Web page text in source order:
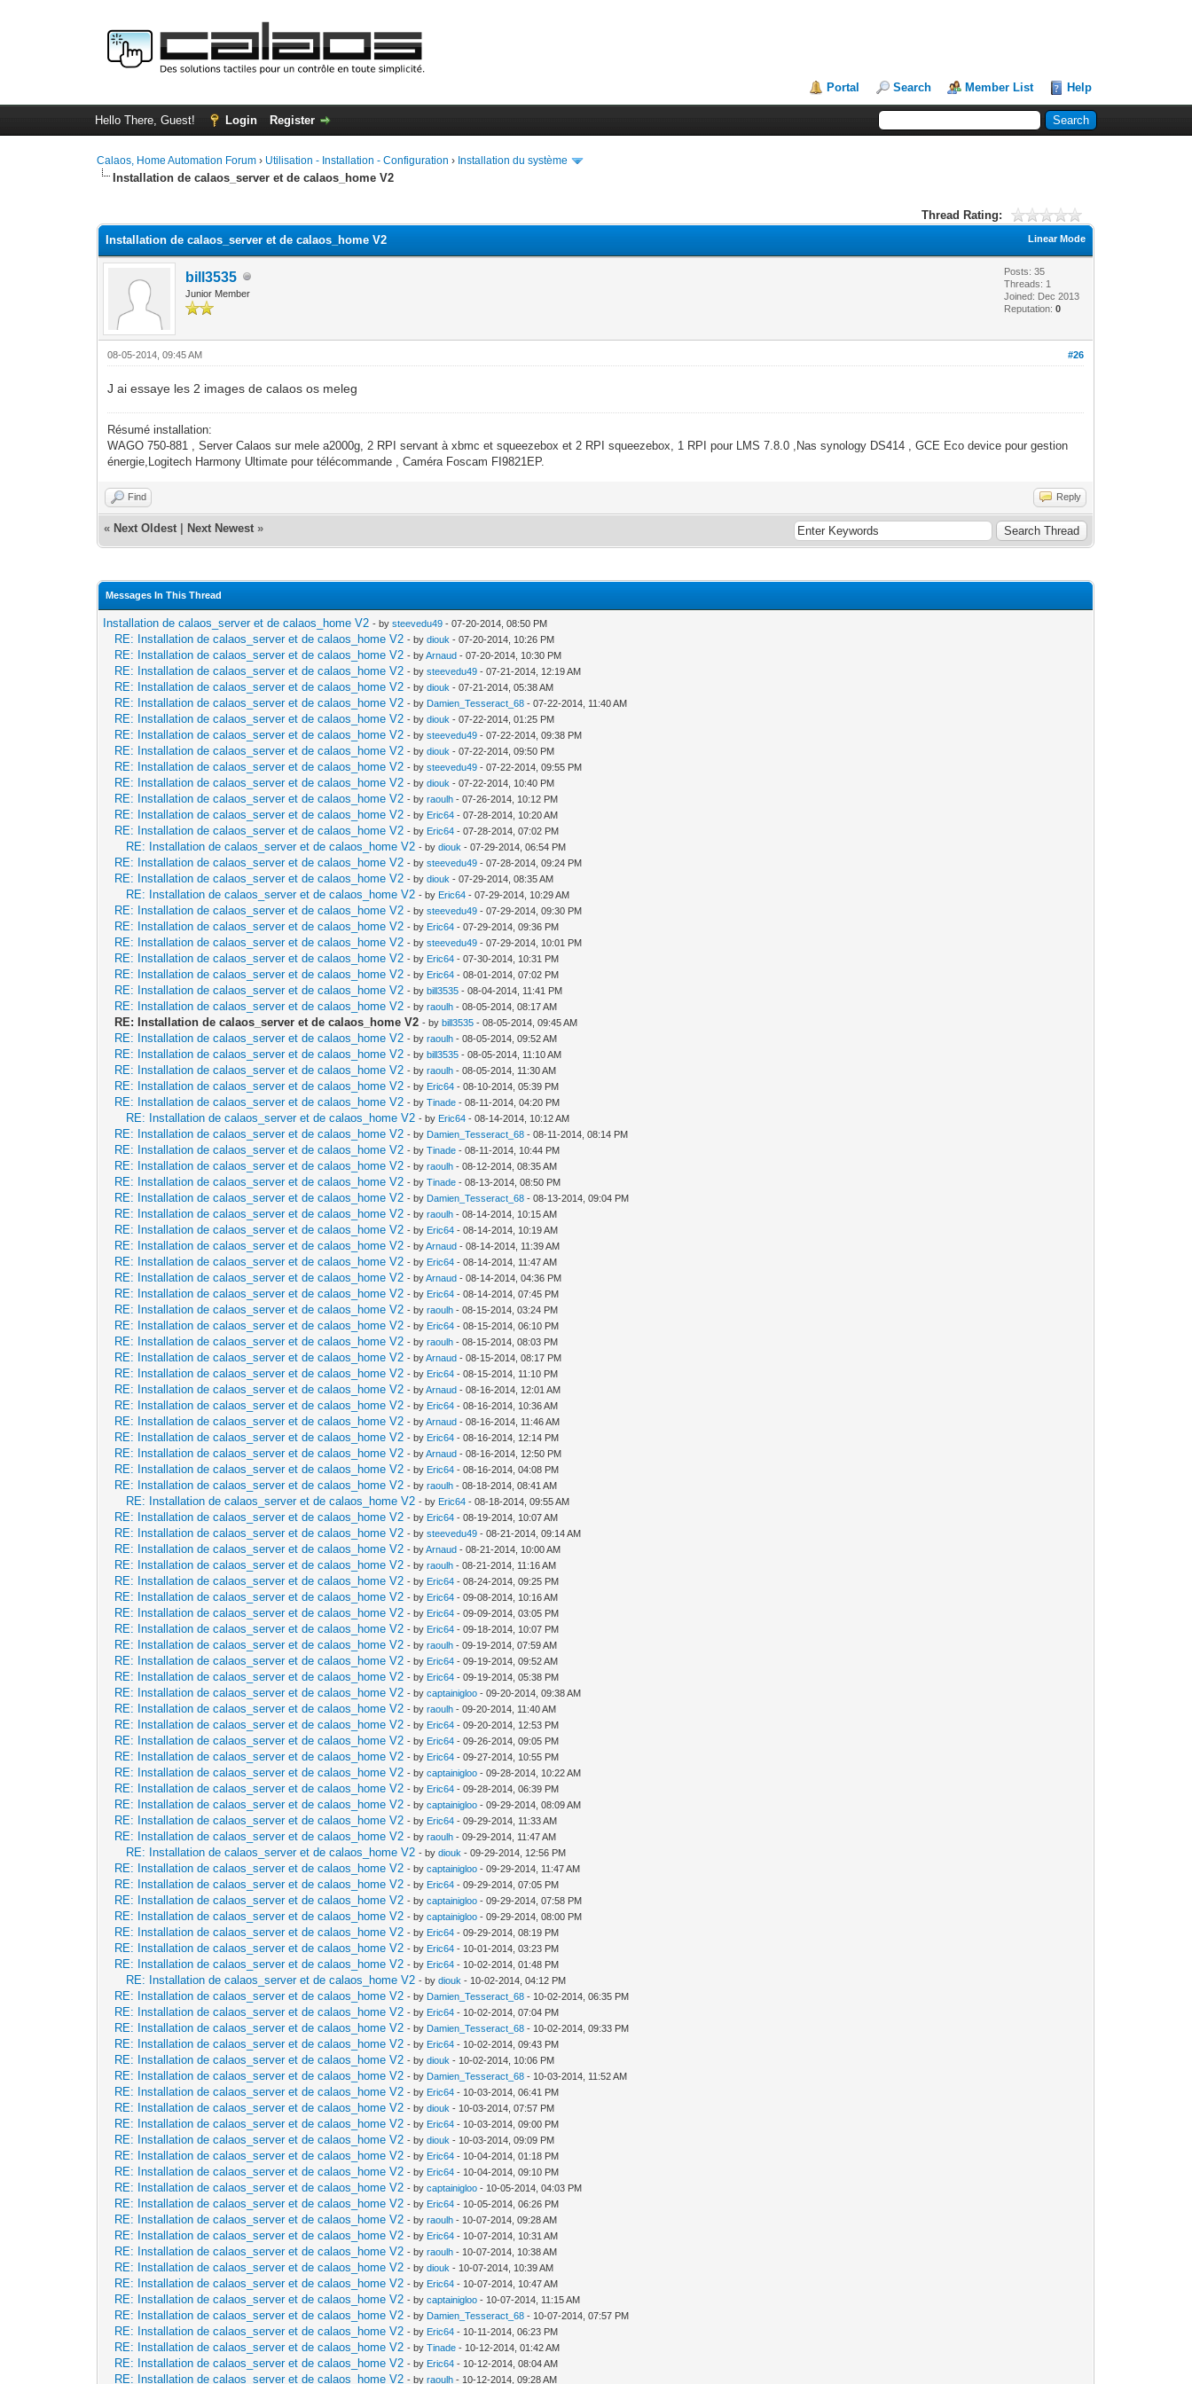
Portal Search Member List Help
Hello There, Guest! Login Register
Calaos, Home Automation Forum › Utilisation - Installation - Configuration › Installation du système
Installation de calaos_server et de calaos_home V2
Thread Rating:
Linear Mode
Installation de calaos_server et de calaos_home V2
bill3535
Junior Member
Posts: 35
Threads: 1
Joined: Dec 2013
Reputation:0
#26
08-05-2014, 09:45 AM
J ai essaye les 2 images de calaos os meleg
Résumé installation:
WAGO 750-881 , Server Calaos sur mele a2000g, 2 RPI servant à xbmc et squeezebox et 2 RPI squeezebox, 1 RPI pour LMS 7.8.0 ,Nas synology DS414 , GCE Eco device pour gestion
énergie,Logitech Harmony Ultimate pour télécommande , Caméra Foscam FI9821EP.
Find Reply
« Next Oldest Next Newest »
Messages In This Thread
Installation de calaos_server et de calaos_home V2 - bysteevedu49 - 07-20-2014, 08:50 PM
RE: Installation de calaos_server et de calaos_home V2 - bydiouk - 07-20-2014, 10:26 PM
RE: Installation de calaos_server et de calaos_home V2 - byArnaud - 07-20-2014, 10:30 PM
RE: Installation de calaos_server et de calaos_home V2 - bysteevedu49 - 07-21-2014, 12:19 AM
RE: Installation de calaos_server et de calaos_home V2 - bydiouk - 07-21-2014, 05:38 AM
RE: Installation de calaos_server et de calaos_home V2 - by Damien_Tesseract_68 - 07-22-2014, 11:40 AM
RE: Installation de calaos_server et de calaos_home V2 - bydiouk - 07-22-2014, 01:25 PM
RE: Installation de calaos_server et de calaos_home V2 - bysteevedu49 - 07-22-2014, 09:38 PM
RE: Installation de calaos_server et de calaos_home V2 - bydiouk - 07-22-2014, 09:50 PM
RE: Installation de calaos_server et de calaos_home V2 - bysteevedu49 - 07-22-2014, 09:55 PM
RE: Installation de calaos_server et de calaos_home V2 - bydiouk - 07-22-2014, 10:40 PM
RE: Installation de calaos_server et de calaos_home V2 - byraoulh - 07-26-2014, 10:12 PM
RE: Installation de calaos_server et de calaos_home V2 - by Eric64 - 07-28-2014, 10:20 AM
RE: Installation de calaos_server et de calaos_home V2 - by Eric64 - 07-28-2014, 07:02 PM
RE: Installation de calaos_server et de calaos_home V2 - bydiouk - 07-29-2014, 06:54 PM
RE: Installation de calaos_server et de calaos_home V2 - bysteevedu49 - 07-28-2014, 09:24 PM
RE: Installation de calaos_server et de calaos_home V2 - bydiouk - 07-29-2014, 08:35 AM
RE: Installation de calaos_server et de calaos_home V2 - by Eric64 - 07-29-2014, 10:29 AM
RE: Installation de calaos_server et de calaos_home V2 - bysteevedu49 - 07-29-2014, 09:30 PM
RE: Installation de calaos_server et de calaos_home V2 - by Eric64 - 07-29-2014, 09:36 PM
RE: Installation de calaos_server et de calaos_home V2 - bysteevedu49 - 07-29-2014, 10:01 PM
RE: Installation de calaos_server et de calaos_home V2 - by Eric64 - 07-30-2014, 10:31 PM
RE: Installation de calaos_server et de calaos_home V2 - by Eric64 - 08-01-2014, 07:02 PM
RE: Installation de calaos_server et de calaos_home V2 - bybill3535 - 08-04-2014, 11:41 PM
RE: Installation de calaos_server et de calaos_home V2 - byraoulh - 08-05-2014, 08:17 AM
RE: Installation de calaos_server et de calaos_home V2 - bybill3535 - 08-05-2014, 09:45 AM
RE: Installation de calaos_server et de calaos_home V2 - byraoulh - 08-05-2014, 09:52 AM
RE: Installation de calaos_server et de calaos_home V2 - bybill3535 - 08-05-2014, 11:10 AM
RE: Installation de calaos_server et de calaos_home V2 - byraoulh - 08-05-2014, 11:30 AM
RE: Installation de calaos_server et de calaos_home V2 - by Eric64 - 08-10-2014, 05:39 PM
RE: Installation de calaos_server et de calaos_home V2 - byTinade - 08-11-2014, 04:20 PM
RE: Installation de calaos_server et de calaos_home V2 - by Eric64 - 08-14-2014, 10:12 AM
RE: Installation de calaos_server et de calaos_home V2 - by Damien_Tesseract_68 - 08-11-2014, 08:14 PM
RE: Installation de calaos_server et de calaos_home V2 - byTinade - 08-11-2014, 10:44 PM
RE: Installation de calaos_server et de calaos_home V2 - byraoulh - 08-12-2014, 08:35 AM
RE: Installation de calaos_server et de calaos_home V2 - byTinade - 08-13-2014, 08:50 PM
RE: Installation de calaos_server et de calaos_home V2 - by Damien_Tesseract_68 - 08-13-2014, 09:04 PM
RE: Installation de calaos_server et de calaos_home V2 - byraoulh - 08-14-2014, 10:15 AM
RE: Installation de calaos_server et de calaos_home V2 - by Eric64 - 08-14-2014, 10:19 AM
RE: Installation de calaos_server et de calaos_home V2 - byArnaud - 08-14-2014, 11:39 AM
RE: Installation de calaos_server et de calaos_home V2 - by Eric64 - 08-14-2014, 11:47 AM
RE: Installation de calaos_server et de calaos_home V2 - byArnaud - 08-14-2014, 04:36 PM
RE: Installation de calaos_server et de calaos_home V2 - by Eric64 - 08-14-2014, 07:45 PM
RE: Installation de calaos_server et de calaos_home V2 - byraoulh - 08-15-2014, 03:24 PM
RE: Installation de calaos_server et de calaos_home V2 - by Eric64 - 08-15-2014, 06:10 PM
RE: Installation de calaos_server et de calaos_home V2 - byraoulh - 08-15-2014, 08:03 PM
RE: Installation de calaos_server et de calaos_home V2 - byArnaud - 08-15-2014, 08:17 PM
RE: Installation de calaos_server et de calaos_home V2 - by Eric64 - 08-15-2014, 11:10 PM
RE: Installation de calaos_server et de calaos_home V2 - byArnaud - 08-16-2014, 12:01 AM
RE: Installation de calaos_server et de calaos_home V2 - by Eric64 - 08-16-2014, 10:36 AM
RE: Installation de calaos_server et de calaos_home V2 - byArnaud - 08-16-2014, 11:46 AM
RE: Installation de calaos_server et de calaos_home V2 - by Eric64 - 08-16-2014, 12:14 PM
RE: Installation de calaos_server et de calaos_home V2 - byArnaud - 08-16-2014, 12:50 PM
RE: Installation de calaos_server et de calaos_home V2 - by Eric64 - 08-16-2014, 04:08 PM
RE: Installation de calaos_server et de calaos_home V2 - byraoulh - 08-18-2014, 08:41 AM
RE: Installation de calaos_server et de calaos_home V2 - by Eric64 - 08-18-2014, 09:55 AM
RE: Installation de calaos_server et de calaos_home V2 - by Eric64 - 08-19-2014, 10:07 AM
RE: Installation de calaos_server et de calaos_home V2 - bysteevedu49 - 08-21-2014, 09:14 AM
RE: Installation de calaos_server et de calaos_home V2 - byArnaud - 08-21-2014, 10:00 AM
RE: Installation de calaos_server et de calaos_home V2 - byraoulh - 08-21-2014, 11:16 AM
RE: Installation de calaos_server et de calaos_home V2 - by Eric64 - 08-24-2014, 09:25 PM
RE: Installation de calaos_server et de calaos_home V2 - by Eric64 - 09-08-2014, 10:16 AM
RE: Installation de calaos_server et de calaos_home V2 - by Eric64 - 09-09-2014, 03:05 PM
RE: Installation de calaos_server et de calaos_home V2 - by Eric64 - 09-18-2014, 10:07 PM
RE: Installation de calaos_server et de calaos_home V2 - byraoulh - 09-19-2014, 07:59 AM
RE: Installation de calaos_server et de calaos_home V2 - by Eric64 - 09-19-2014, 09:52 AM
RE: Installation de calaos_server et de calaos_home V2 - by Eric64 - 09-19-2014, 05:38 PM
RE: Installation de calaos_server et de calaos_home V2 - bycaptainigloo - 09-20-2014, 09:38 AM
RE: Installation de calaos_server et de calaos_home V2 - byraoulh - 09-20-2014, 11:40 AM
RE: Installation de calaos_server et de calaos_home V2 - by Eric64 - 09-20-2014, 12:53 PM
RE: Installation de calaos_server et de calaos_home V2 - by Eric64 - 09-26-2014, 09:05 PM
RE: Installation de calaos_server et de calaos_home V2 - by Eric64 - 09-27-2014, 10:55 PM
RE: Installation de calaos_server et de calaos_home V2 - bycaptainigloo - 09-28-2014, 10:22 AM
RE: Installation de calaos_server et de calaos_home V2 - by Eric64 - 09-28-2014, 06:39 PM
RE: Installation de calaos_server et de calaos_home V2 - bycaptainigloo - 09-29-2014, 08:09 AM
RE: Installation de calaos_server et de calaos_home V2 - by Eric64 - 09-29-2014, 11:33 AM
RE: Installation de calaos_server et de calaos_home V2 - byraoulh - 09-29-2014, 11:47 AM
RE: Installation de calaos_server et de calaos_home V2 - bydiouk - 09-29-2014, 12:56 PM
RE: Installation de calaos_server et de calaos_home V2 - bycaptainigloo - 09-29-2014, 11:47 AM
RE: Installation de calaos_server et de calaos_home V2 - by Eric64 - 09-29-2014, 07:05 PM
RE: Installation de calaos_server et de calaos_home V2 - bycaptainigloo - 09-29-2014, 07:58 PM
RE: Installation de calaos_server et de calaos_home V2 - bycaptainigloo - 09-29-2014, 08:00 PM
RE: Installation de calaos_server et de calaos_home V2 - by Eric64 - 09-29-2014, 08:19 PM
RE: Installation de calaos_server et de calaos_home V2 - by Eric64 - 10-01-2014, 03:23 PM
RE: Installation de calaos_server et de calaos_home V2 - by Eric64 - 10-02-2014, 01:48 PM
RE: Installation de calaos_server et de calaos_home V2 - bydiouk - 10-02-2014, 04:12 PM
RE: Installation de calaos_server et de calaos_home V2 - by Damien_Tesseract_68 - 10-02-2014, 06:35 PM
RE: Installation de calaos_server et de calaos_home V2 - by Eric64 - 10-02-2014, 07:04 PM
RE: Installation de calaos_server et de calaos_home V2 - by Damien_Tesseract_68 - 10-02-2014, 09:33 PM
RE: Installation de calaos_server et de calaos_home V2 - by Eric64 - 10-02-2014, 09:43 PM
RE: Installation de calaos_server et de calaos_home V2 - bydiouk - 10-02-2014, 10:06 PM
RE: Installation de calaos_server et de calaos_home V2 - by Damien_Tesseract_68 - 10-03-2014, 11:52 AM
RE: Installation de calaos_server et de calaos_home V2 - by Eric64 - 10-03-2014, 06:41 PM
RE: Installation de calaos_server et de calaos_home V2 - bydiouk - 10-03-2014, 07:57 PM
RE: Installation de calaos_server et de calaos_home V2 - by Eric64 - 10-03-2014, 09:00 PM
RE: Installation de calaos_server et de calaos_home V2 - bydiouk - 10-03-2014, 09:09 PM
RE: Installation de calaos_server et de calaos_home V2 - by Eric64 - 10-04-2014, 01:18 PM
RE: Installation de calaos_server et de calaos_home V2 - by Eric64 - 10-04-2014, 09:10 PM
RE: Installation de calaos_server et de calaos_home V2 - bycaptainigloo - 10-05-2014, 04:03 PM
RE: Installation de calaos_server et de calaos_home V2 - by Eric64 - 10-05-2014, 06:26 PM
RE: Installation de calaos_server et de calaos_home V2 - byraoulh - 10-07-2014, 09:28 AM
RE: Installation de calaos_server et de calaos_home V2 - by Eric64 - 10-07-2014, 10:31 AM
RE: Installation de calaos_server et de calaos_home V2 - byraoulh - 10-07-2014, 10:38 AM
RE: Installation de calaos_server et de calaos_home V2 - bydiouk - 10-07-2014, 10:39 AM
RE: Installation de calaos_server et de calaos_home V2 - by Eric64 - 10-07-2014, 10:47 AM
RE: Installation de calaos_server et de calaos_home V2 - bycaptainigloo - 10-07-2014, 11:15 AM
RE: Installation de calaos_server et de calaos_home V2 - by Damien_Tesseract_68 - 10-07-2014, 07:57 PM
RE: Installation de calaos_server et de calaos_home V2 - by Eric64 - 10-11-2014, 06:23 PM
RE: Installation de calaos_server et de calaos_home V2 - byTinade - 10-12-2014, 01:42 AM
RE: Installation de calaos_server et de calaos_home V2 - by Eric64 - 10-12-2014, 08:04 AM
RE: Installation de calaos_server et de calaos_home V2 - byraoulh - 10-12-2014, 09:28 AM